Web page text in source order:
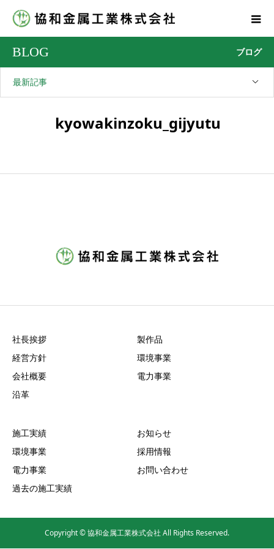
BLOG ブログ
最新記事
kyowakinzoku_gijyutu
社長挨拶
経営方針
会社概要
沿革
製作品
環境事業
電力事業
施工実績
環境事業
電力事業
過去の施工実績
お知らせ
採用情報
お問い合わせ
Copyright © 協和金属工業株式会社 All Rights Reserved.